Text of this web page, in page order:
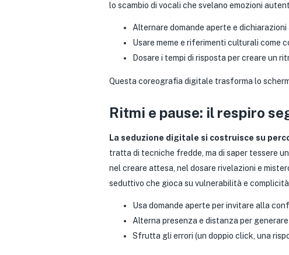
lo scambio di vocali che svelano emozioni
Alternare domande aperte e dichiarazioni
Usare meme e riferimenti culturali come
Dosare i tempi di risposta per creare un
Questa coreografia digitale trasforma lo
Ritmi e pause: il respiro
La seduzione digitale si costruisce su
tratta di tecniche fredde, ma di saper tessere
nel creare attesa, nel dosare rivelazioni e
seduttivo che gioca su vulnerabilità e
Usa domande aperte per invitare alla
Alterna presenza e distanza per
Sfrutta gli errori (un doppio click, una